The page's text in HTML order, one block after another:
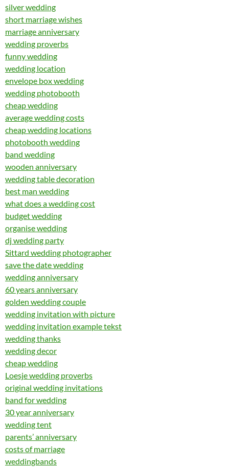
silver wedding
short marriage wishes
marriage anniversary
wedding proverbs
funny wedding
wedding location
envelope box wedding
wedding photobooth
cheap wedding
average wedding costs
cheap wedding locations
photobooth wedding
band wedding
wooden anniversary
wedding table decoration
best man wedding
what does a wedding cost
budget wedding
organise wedding
dj wedding party
Sittard wedding photographer
save the date wedding
wedding anniversary
60 years anniversary
golden wedding couple
wedding invitation with picture
wedding invitation example tekst
wedding thanks
wedding decor
cheap wedding
Loesje wedding proverbs
original wedding invitations
band for wedding
30 year anniversary
wedding tent
parents’ anniversary
costs of marriage
weddingbands